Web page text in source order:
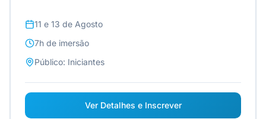
11 e 13 de Agosto
7h de imersão
Público: Iniciantes
Ver Detalhes e Inscrever